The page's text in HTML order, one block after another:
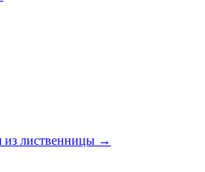
из лиственницы →